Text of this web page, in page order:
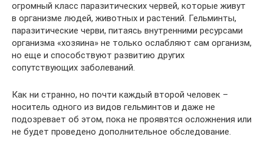
огромный класс паразитических червей, которые живут
в организме людей, животных и растений. Гельминты,
паразитические черви, питаясь внутренними ресурсами
организма «хозяина» не только ослабляют сам организм,
но еще и способствуют развитию других
сопутствующих заболеваний.
Как ни странно, но почти каждый второй человек –
носитель одного из видов гельминтов и даже не
подозревает об этом, пока не проявятся осложнения или
не будет проведено дополнительное обследование.